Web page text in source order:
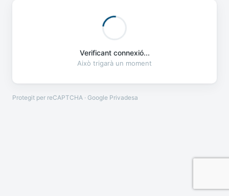
Verificant connexió...
Això trigarà un moment
Protegit per reCAPTCHA · Google Privadesa